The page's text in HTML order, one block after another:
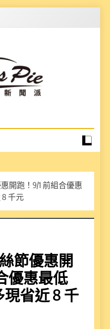
開跑！9/1 前組合優惠
8 千元
節優惠開
優惠最低
現省近 8 千